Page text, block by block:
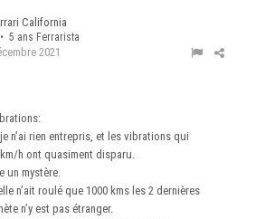
California
5 ans Ferrarista
2021
n’ai rien entrepris, et les vibrations qui
h ont quasiment disparu.
un mystère.
n’ait roulé que 1000 kms les 2 dernières
n’y est pas étranger.